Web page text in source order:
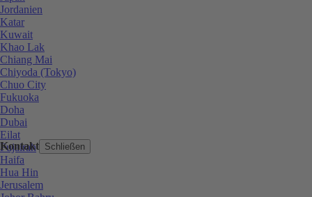
Kontakt Schließen
Jordanien
Katar
Kuwait
Khao Lak
Chiang Mai
Chiyoda (Tokyo)
Chuo City
Fukuoka
Doha
Dubai
Eilat
Fujairah
Haifa
Hua Hin
Jerusalem